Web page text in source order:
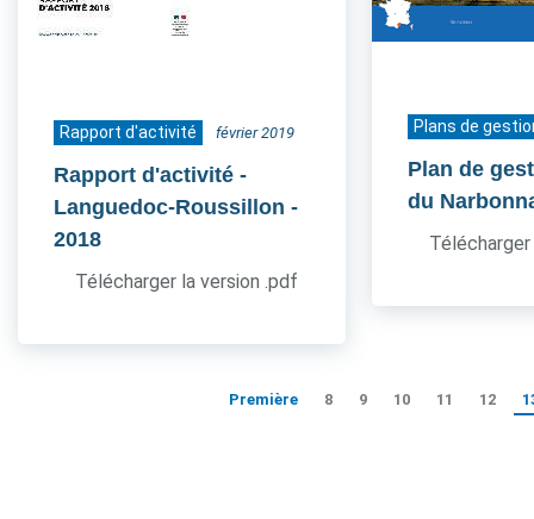
Rapport d'activité février 2019
Rapport d'activité -
Languedoc-Roussillon -
2018
Télécharger la version .pdf
Plans de
Plan de
du
Première 8 9 10 11 12